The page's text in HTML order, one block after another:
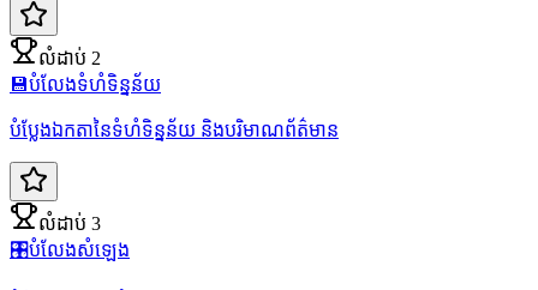
លំដាប់ 2
💾បំលែងទំហំទិន្នន័យ
បំប្លែងឯកតានៃទំហំទិន្នន័យ និងបរិមាណព័ត៌មាន
លំដាប់ 3
🎛️បំលែងសំឡេង